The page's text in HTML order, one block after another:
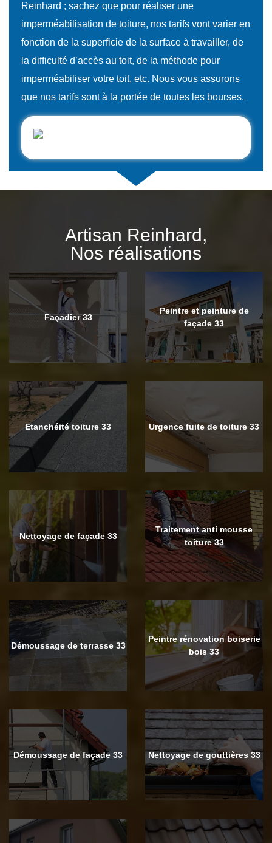
Reinhard ; sachez que pour réaliser une
imperméabilisation de toiture, nos tarifs vont varier en
fonction de la superficie de la surface à travailler, de
la difficulté d’accès au toit, de la méthode pour
imperméabiliser votre toit, etc. Nous vous assurons
que nos tarifs sont à la portée de toutes les bourses.
Artisan Reinhard,
Nos réalisations
Façadier 33
Peintre et peinture de
façade 33
Etanchéité toiture 33 Urgence fuite de toiture 33
Nettoyage de façade 33
Traitement anti mousse
toiture 33
Démoussage de terrasse 33
Peintre rénovation boiserie
bois 33
Démoussage de façade 33 Nettoyage de gouttières 33